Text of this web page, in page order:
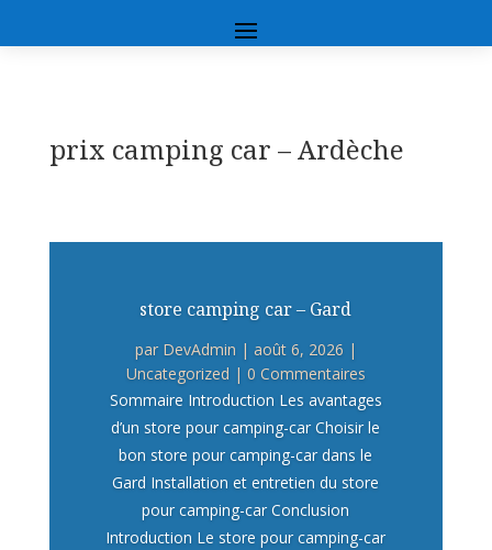
prix camping car – Ardèche
store camping car – Gard
par DevAdmin | août 6, 2026 |
Uncategorized | 0 Commentaires
Sommaire Introduction Les avantages
d’un store pour camping-car Choisir le
bon store pour camping-car dans le
Gard Installation et entretien du store
pour camping-car Conclusion
Introduction Le store pour camping-car